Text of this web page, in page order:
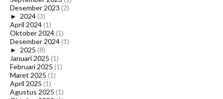
Desember 2023 (2)
► 2024(3)
April 2024(1)
Oktober 2024(1)
Desember 2024(1)
► 2025 (8)
Januari 2025 (1)
Februari 2025 (1)
Maret 2025 (1)
April 2025 (1)
Agustus 2025 (1)